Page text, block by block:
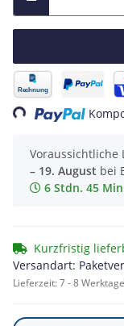
Loading...
Voraussichtliche
– 19. August bei
6 Stdn. 45
Kurzfristig
Versandart:
Lieferzeit:7 - 8 Werktage